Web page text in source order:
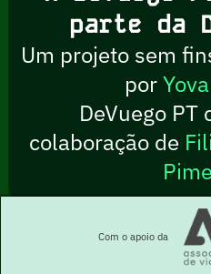
parte da
Um projeto sem
por
DeVuego PT
colaboração de
Com o apoio da